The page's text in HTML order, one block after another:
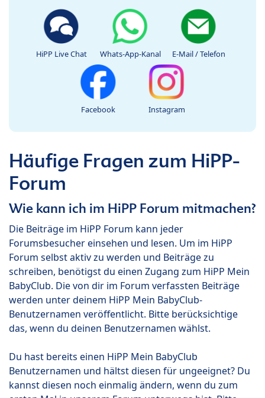
HiPP Live Chat Whats-App-Kanal E-Mail / Telefon
Facebook Instagram
Häufige Fragen zum HiPP-
Forum
Wie kann ich im HiPP Forum mitmachen?
Die Beiträge im HiPP Forum kann jeder
Forumsbesucher einsehen und lesen. Um im HiPP
Forum selbst aktiv zu werden und Beiträge zu
schreiben, benötigst du einen Zugang zum HiPP Mein
BabyClub. Die von dir im Forum verfassten Beiträge
werden unter deinem HiPP Mein BabyClub-
Benutzernamen veröffentlicht. Bitte berücksichtige
das, wenn du deinen Benutzernamen wählst.
Du hast bereits einen HiPP Mein BabyClub
Benutzernamen und hältst diesen für ungeeignet? Du
kannst diesen noch einmalig ändern, wenn du zum